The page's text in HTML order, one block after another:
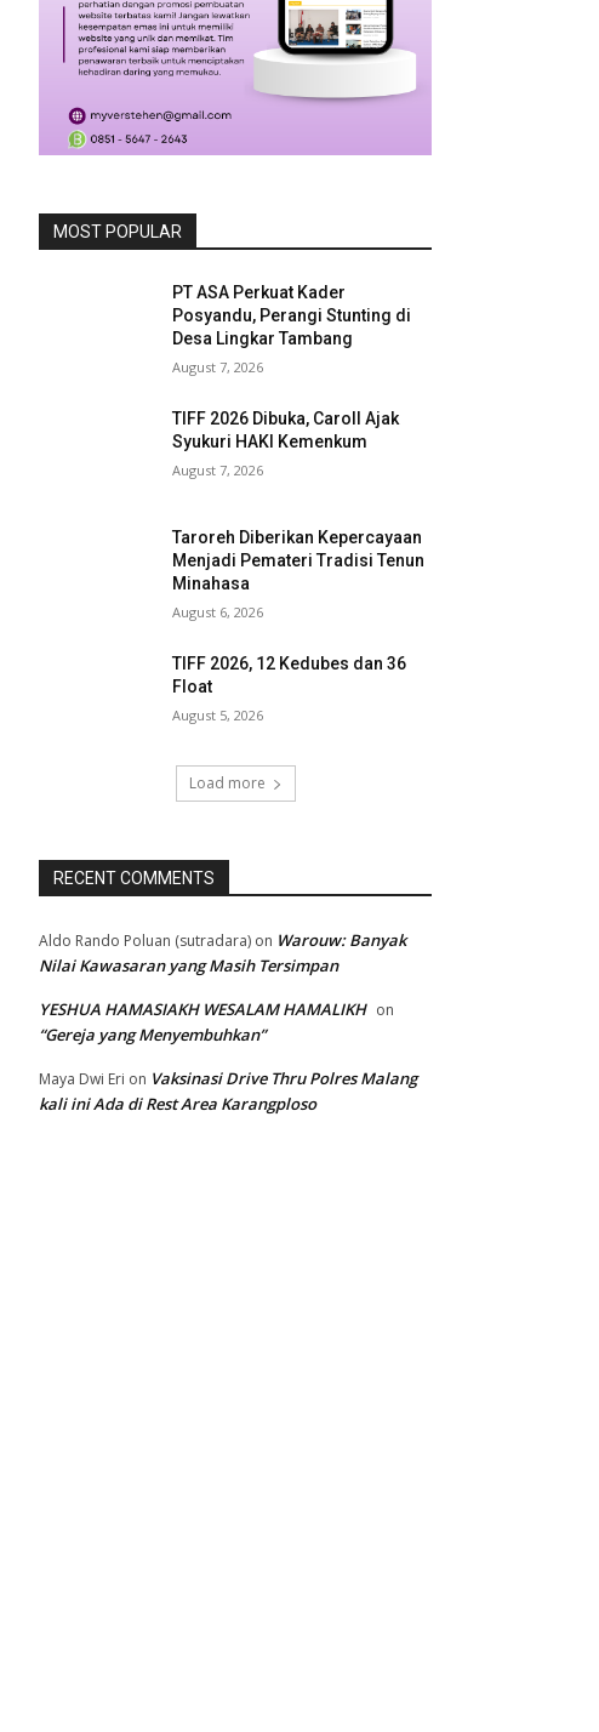
MOST POPULAR
PT ASA Perkuat Kader
Posyandu, Perangi Stunting di
Desa Lingkar Tambang
August 7, 2026
TIFF 2026 Dibuka, Caroll Ajak
Syukuri HAKI Kemenkum
August 7, 2026
Taroreh Diberikan Kepercayaan
Menjadi Pemateri Tradisi Tenun
Minahasa
August 6, 2026
TIFF 2026, 12 Kedubes dan 36
Float
August 5, 2026
Load more
RECENT COMMENTS
Aldo Rando Poluan (sutradara) on Warouw: Banyak
Nilai Kawasaran yang Masih Tersimpan
YESHUA HAMASIAKH WESALAM HAMALIKH on
“Gereja yang Menyembuhkan”
Maya Dwi Eri on Vaksinasi Drive Thru Polres Malang
kali ini Ada di Rest Area Karangploso